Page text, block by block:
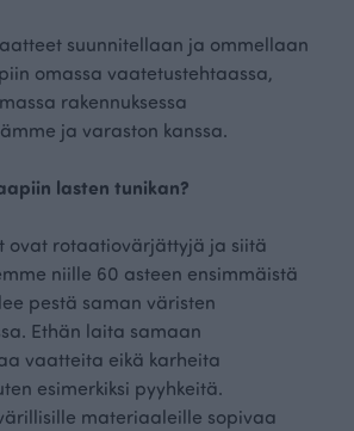
suunnitellaan ja ommellaan
omassa vaatetustehtaassa,
rakennuksessa
ja varaston kanssa.
lasten tunikan?
ovat rotaatiovärjättyjä ja siitä
niille 60 asteen ensimmäistä
pestä saman väristen
Ethän laita samaan
vaatteita eikä karheita
esimerkiksi pyyhkeitä.
materiaaleille sopivaa